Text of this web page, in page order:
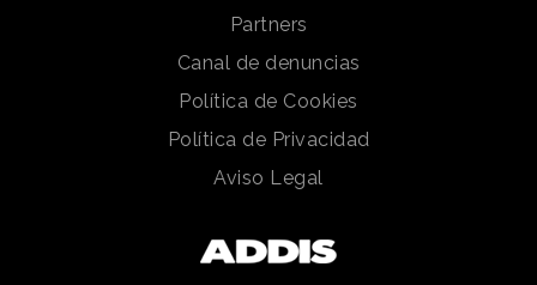
Partners
Canal de denuncias
Política de Cookies
Política de Privacidad
Aviso Legal